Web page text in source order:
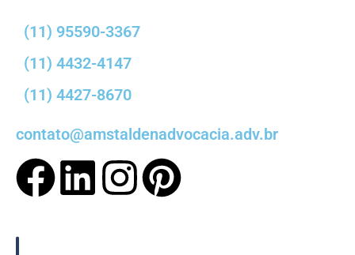
(11) 95590-3367
(11) 4432-4147
(11) 4427-8670
contato@amstaldenadvocacia.adv.br